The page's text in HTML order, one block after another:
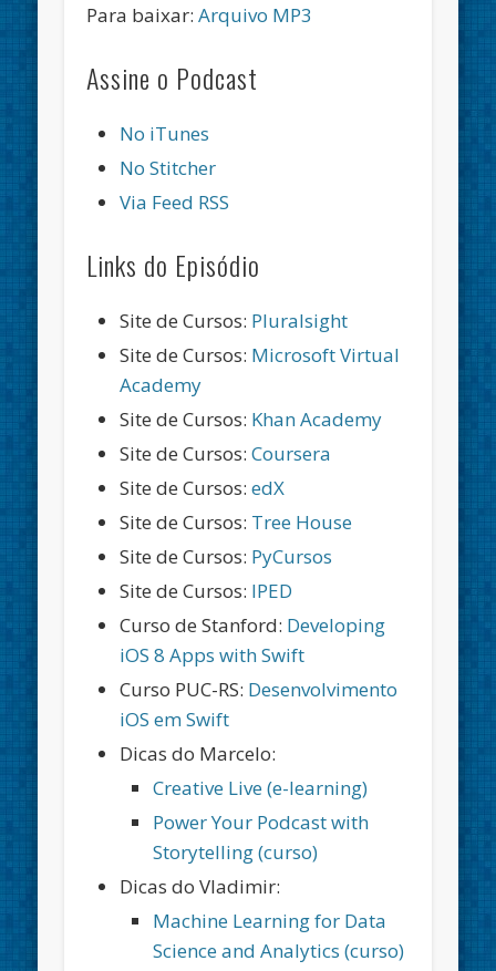
Para baixar:Arquivo MP3
Assine o Podcast
No iTunes
No Stitcher
Via Feed RSS
Links do Episódio
Site de Cursos: Pluralsight
Site de Cursos: Microsoft Virtual
Academy
Site de Cursos: Khan Academy
Site de Cursos:Coursera
Site de Cursos:edX
Site de Cursos: Tree House
Site de Cursos: PyCursos
Site de Cursos: IPED
Curso de Stanford: Developing
iOS 8 Apps with Swift
Curso PUC-RS: Desenvolvimento
iOS em Swift
Dicas do Marcelo:
Creative Live (e-learning)
Power Your Podcast with
Storytelling (curso)
Dicas do Vladimir:
Machine Learning for Data
Science and Analytics (curso)